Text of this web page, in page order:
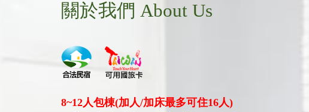
關於我們 About Us
8~12人包棟(加人/加床最多可住16人)